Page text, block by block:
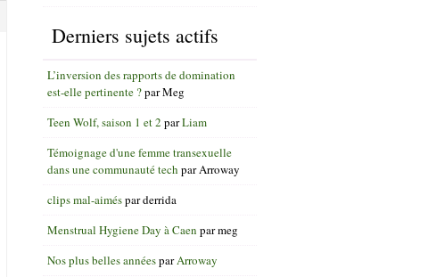
Derniers sujets actifs
L’inversion des rapports de domination
est-elle pertinente ?parMeg
Teen Wolf, saison 1 et 2 parLiam
Témoignage d'une femme transexuelle
dans une communauté tech parArroway
clips mal-aimésparderrida
Menstrual Hygiene Day à Caen parmeg
Nos plus belles annéesparArroway